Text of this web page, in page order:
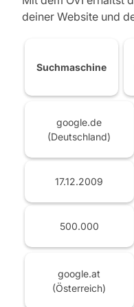
deiner Website und
Suchmaschine
google.de
(Deutschland)
17.12.2009
500.000
google.at
(Österreich)